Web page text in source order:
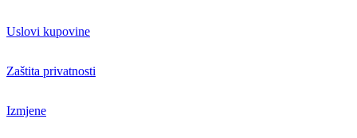
Uslovi kupovine
Zaštita privatnosti
Izmjene